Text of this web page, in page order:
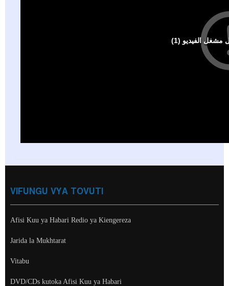
VIFUNGU VYA TOVUTI
Afisi Kuu ya Habari Redio ya Kiengereza
Jarida la Mukhtarat
Vitabu
DVD/CDs kutoka Afisi Kuu ya Habari